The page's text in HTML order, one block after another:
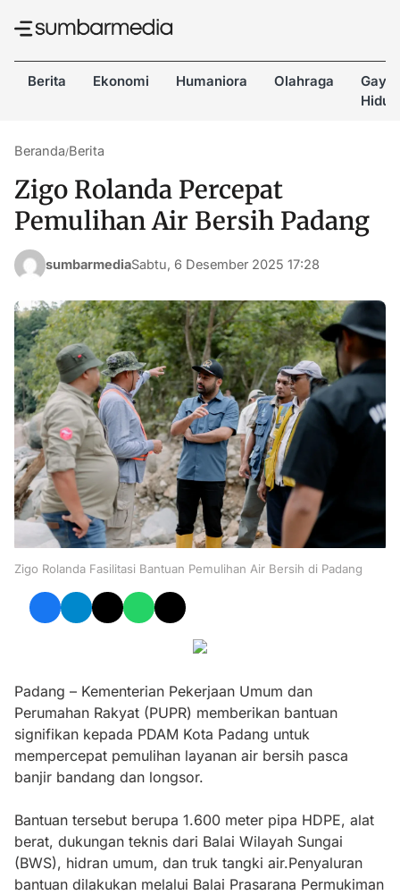
Berita Ekonomi Humaniora Olahraga
Gaya
Hidup
Beranda/Berita
Zigo Rolanda Percepat
Pemulihan Air Bersih Padang
sumbarmediaSabtu, 6 Desember 2025 17:28
Zigo Rolanda Fasilitasi Bantuan Pemulihan Air Bersih di Padang
Padang – Kementerian Pekerjaan Umum dan
Perumahan Rakyat (PUPR) memberikan bantuan
signifikan kepada PDAM Kota Padang untuk
mempercepat pemulihan layanan air bersih pasca
banjir bandang dan longsor.
Bantuan tersebut berupa 1.600 meter pipa HDPE, alat
berat, dukungan teknis dari Balai Wilayah Sungai
(BWS), hidran umum, dan truk tangki air.Penyaluran
bantuan dilakukan melalui Balai Prasarana Permukiman